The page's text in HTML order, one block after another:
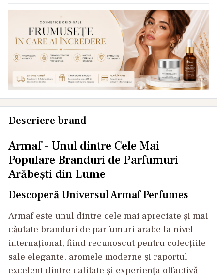
Descriere brand
Armaf – Unul dintre Cele Mai
Populare Branduri de Parfumuri
Arăbești din Lume
Descoperă Universul Armaf Perfumes
Armaf este unul dintre cele mai apreciate și mai
căutate branduri de parfumuri arabe la nivel
internațional, fiind recunoscut pentru colecțiile
sale elegante, aromele moderne și raportul
excelent dintre calitate și experiența olfactivă